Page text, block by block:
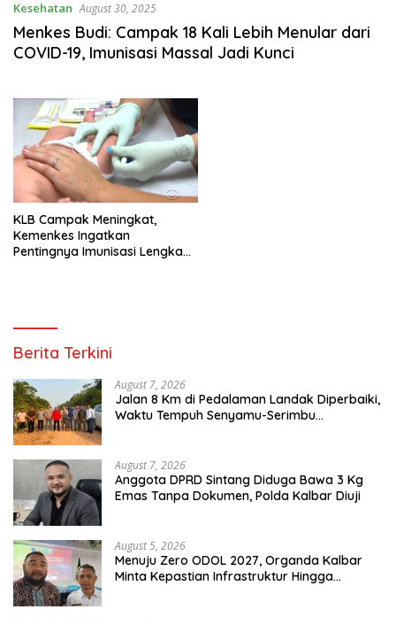
Kesehatan August 30, 2025
Menkes Budi: Campak 18 Kali Lebih Menular dari
COVID-19, Imunisasi Massal Jadi Kunci
KLB Campak Meningkat,
Kemenkes Ingatkan
Pentingnya Imunisasi Lengkap
Berita Terkini
August 7, 2026
Jalan 8 Km di Pedalaman Landak Diperbaiki,
Waktu Tempuh Senyamu-Serimbu
August 7, 2026
Anggota DPRD Sintang Diduga Bawa 3 Kg
Emas Tanpa Dokumen, Polda Kalbar Diuji
August 5, 2026
Menuju Zero ODOL 2027, Organda Kalbar
Minta Kepastian Infrastruktur Hingga